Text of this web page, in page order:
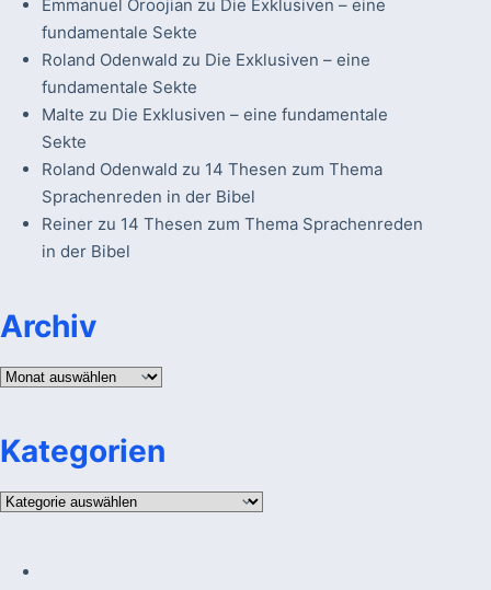
Emmanuel Oroojian zu Die Exklusiven – eine
fundamentale Sekte
Roland Odenwald zu Die Exklusiven – eine
fundamentale Sekte
Malte zu Die Exklusiven – eine fundamentale
Sekte
Roland Odenwald zu 14 Thesen zum Thema
Sprachenreden in der Bibel
Reinerzu 14 Thesen zum Thema Sprachenreden
in der Bibel
Archiv
Archiv
Kategorien
Kategorien